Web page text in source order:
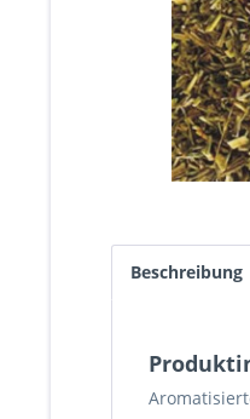
Beschreibung